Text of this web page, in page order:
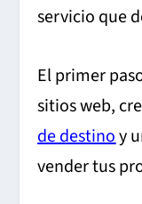
servicio que
El primer
sitios web,
de destinoy
vender tus